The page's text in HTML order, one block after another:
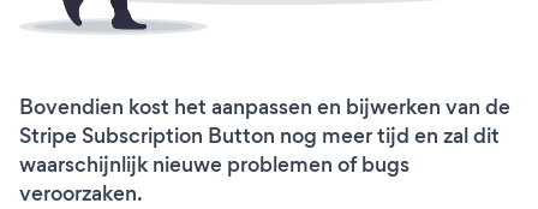
Bovendien kost het aanpassen en bijwerken van de
Stripe Subscription Button nog meer tijd en zal dit
waarschijnlijk nieuwe problemen of bugs
veroorzaken.